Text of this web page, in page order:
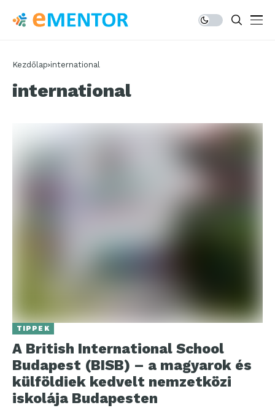
Kezdőlap international
international
TIPPEK
A British International School
Budapest (BISB) – a magyarok és
külföldiek kedvelt nemzetközi
iskolája Budapesten